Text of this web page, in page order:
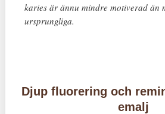
karies är ännu mindre motiverad än
ursprungliga.
Djup fluorering och
emalj